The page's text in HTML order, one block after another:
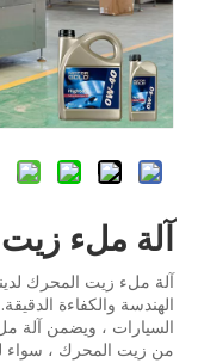
آلة ملء
آلة ملء زيت المحرك
الهندسة والكفاءة
السيارات ، ويضمن آلة
من زيت المحرك ، سواء